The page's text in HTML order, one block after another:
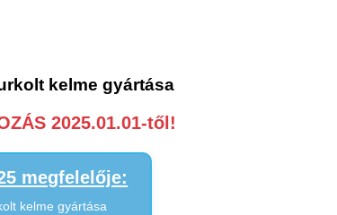
kelme gyártása
2025.01.01-től!
megfelelője:
kelme gyártása